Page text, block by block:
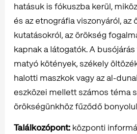
hatásuk is fókuszba kerül,
és az etnográfia viszonyáról, az
kutatásokról, az örökség
kapnak a látogatók. A
matyó kötények, székely
halotti maszkok vagy az al-
eszközei mellett számos téma
örökségünkhöz fűződő
Találkozópont: központi